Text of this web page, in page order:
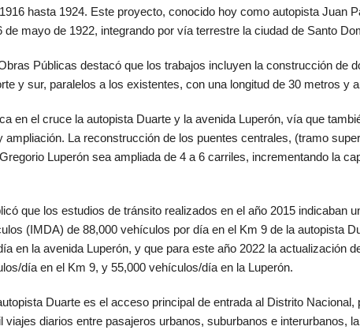
hasta 1924. Este proyecto, conocido hoy como autopista Juan
de mayo de 1922, integrando por vía terrestre la ciudad de Santo
Públicas destacó que los trabajos incluyen la construcción de
y sur, paralelos a los existentes, con una longitud de 30 metros y
en el cruce la autopista Duarte y la avenida Luperón, vía que
ampliación. La reconstrucción de los puentes centrales, (tramo
Luperón sea ampliada de 4 a 6 carriles, incrementando la
que los estudios de tránsito realizados en el año 2015 indicaban
(IMDA) de 88,000 vehículos por día en el Km 9 de la autopista
en la avenida Luperón, y que para este año 2022 la actualización
día en el Km 9, y 55,000 vehículos/día en la Luperón.
Duarte es el acceso principal de entrada al Distrito Nacional,
viajes diarios entre pasajeros urbanos, suburbanos e interurbanos,